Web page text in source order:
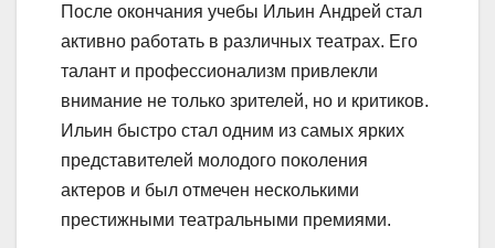
После окончания учебы Ильин Андрей стал
активно работать в различных театрах. Его
талант и профессионализм привлекли
внимание не только зрителей, но и критиков.
Ильин быстро стал одним из самых ярких
представителей молодого поколения
актеров и был отмечен несколькими
престижными театральными премиями.